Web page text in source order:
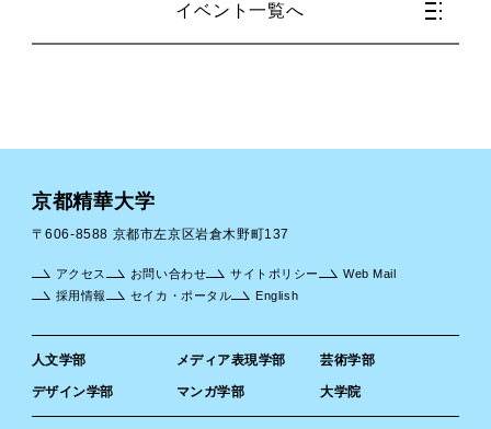
イベント一覧へ
京都精華大学
〒606-8588 京都市左京区岩倉木野町137
人文学部 メディア表現学部 芸術学部
デザイン学部 マンガ学部 大学院
アクセス お問い合わせ サイトポリシー
Web Mail
採用情報
セイカ・ポータル English